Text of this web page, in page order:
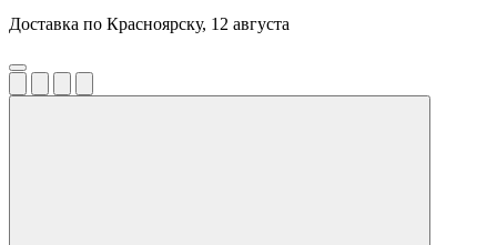
Доставка по Красноярску, 12 августа